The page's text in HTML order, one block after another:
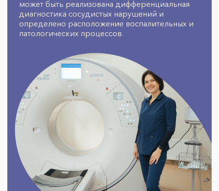
может быть реализована дифференциальная
диагностика сосудистых нарушений и
определено расположение воспалительных и
патологических процессов.